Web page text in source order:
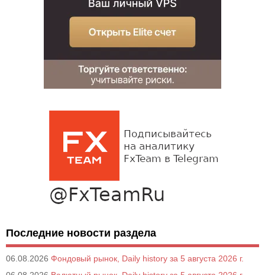
Последние новости раздела
06.08.2026 Фондовый рынок, Daily history за 5 августа 2026 г.